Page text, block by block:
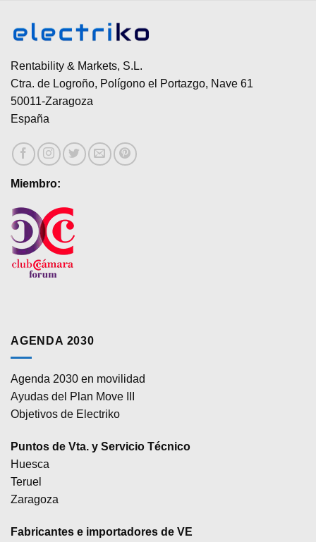
Rentability & Markets, S.L.
Ctra. de Logroño, Polígono el Portazgo, Nave 61
50011-Zaragoza
España
Miembro:
AGENDA 2030
Agenda 2030 en movilidad
Ayudas del Plan Move III
Objetivos de Electriko
Puntos de Vta. y Servicio Técnico
Huesca
Teruel
Zaragoza
Fabricantes e importadores de VE